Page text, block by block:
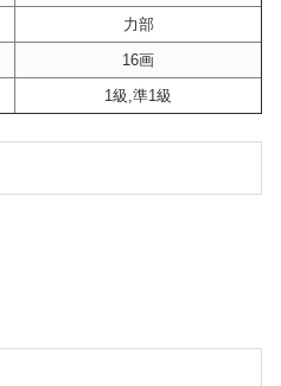
力部
16画
1級,準1級